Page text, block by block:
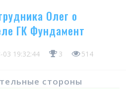
Олег о
ГК Фундамент
03 19:32:44 3 514
стороны